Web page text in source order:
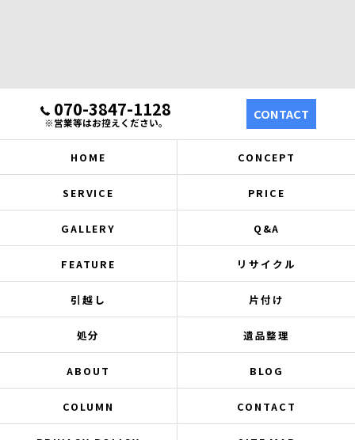
070-3847-1128
※営業等はお控えください。
CONTACT
HOME CONCEPT
SERVICE PRICE
GALLERY Q&A
FEATURE リサイクル
引越し 片付け
処分 遺品整理
ABOUT BLOG
COLUMN CONTACT